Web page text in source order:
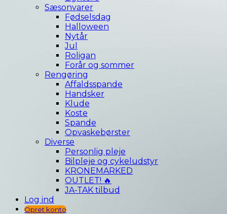
Sæsonvarer
Fødselsdag
Halloween
Nytår
Jul
Roligan
Forår og sommer
Rengøring
Affaldsspande
Handsker
Klude
Koste
Spande
Opvaskebørster
Diverse
Personlig pleje
Bilpleje og cykeludstyr
KRONEMARKED
OUTLET! 🔥
JA-TAK tilbud
Log ind
Opret konto